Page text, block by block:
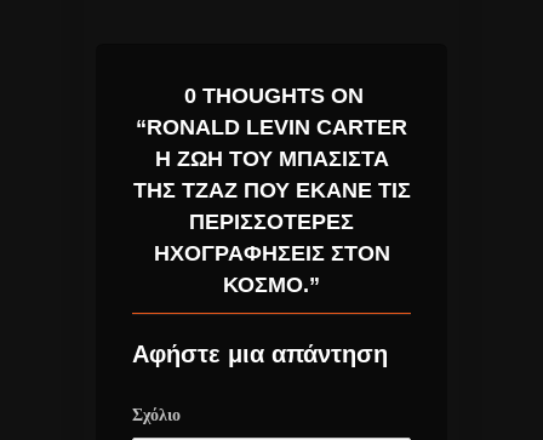
0 THOUGHTS ON
“RONALD LEVIN CARTER
Η ΖΩΉ ΤΟΥ ΜΠΑΣΊΣΤΑ
ΤΗΣ ΤΖΆΖ ΠΟΥ ΈΚΑΝΕ ΤΙΣ
ΠΕΡΙΣΣΌΤΕΡΕΣ
ΗΧΟΓΡΑΦΉΣΕΙΣ ΣΤΟΝ
ΚΌΣΜΟ.”
Αφήστε μια απάντηση
Σχόλιο